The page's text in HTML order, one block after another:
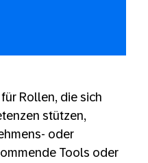
Rollen, die sich
stützen,
oder
Tools oder